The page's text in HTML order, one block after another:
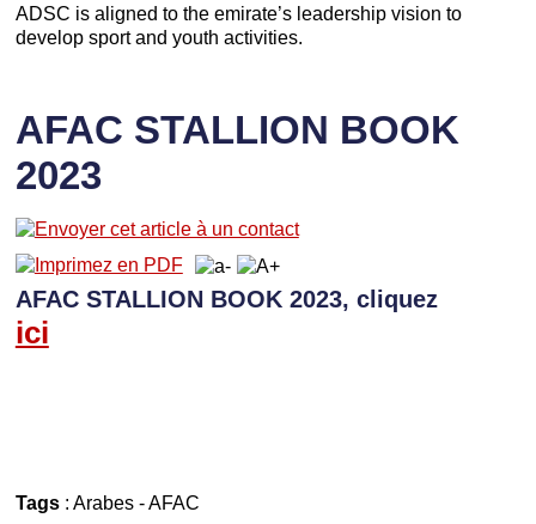
ADSC is aligned to the emirate’s leadership vision to
develop sport and youth activities.
AFAC STALLION BOOK
2023
AFAC STALLION BOOK 2023, cliquez
ici
Tags: Arabes-AFAC